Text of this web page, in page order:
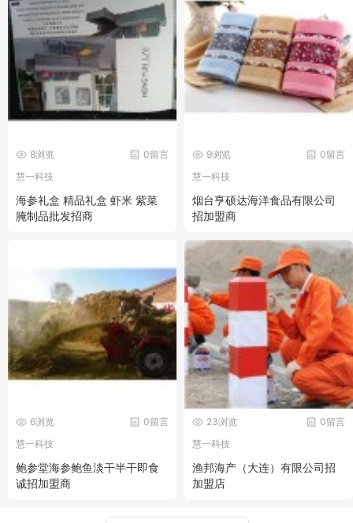
0留言
8浏览
慧一科技
海参礼盒 精品礼盒 虾米 紫菜
腌制品批发招商
0留言
9浏览
慧一科技
烟台亨硕达海洋食品有限公司
招加盟商
0留言
6浏览
慧一科技
鲍参堂海参鲍鱼淡干半干即食
诚招加盟商
0留言
23浏览
慧一科技
渔邦海产（大连）有限公司招
加盟店